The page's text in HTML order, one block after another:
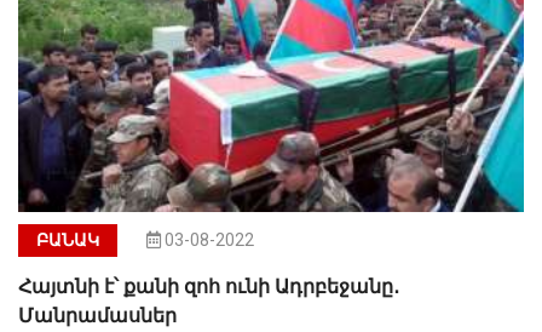
ԲԱՆԱԿ 03-08-2022
Հայտնի է՝ քանի զոհ ունի Ադրբեջանը․
Մանրամասներ